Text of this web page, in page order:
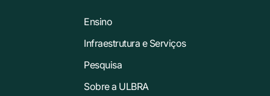
Ensino
Infraestrutura e Serviços
Pesquisa
Sobre a ULBRA